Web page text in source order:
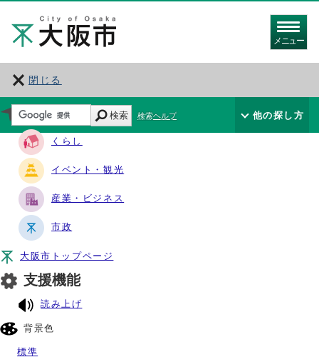
メニュー
閉じる
サイト・ナビ
くらし
イベント・観光
産業・ビジネス
市政
大阪市トップページ
支援機能
読み上げ
背景色
標準
検索 検索ヘルプ 他の探し方